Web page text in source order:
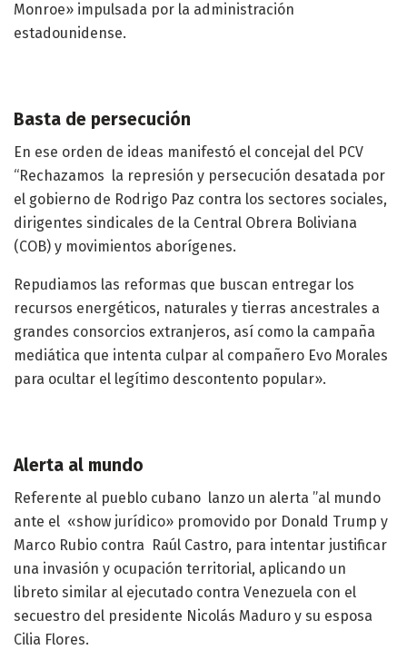
Monroe» impulsada por la administración
estadounidense.
Basta de persecución
En ese orden de ideas manifestó el concejal del PCV
“Rechazamos la represión y persecución desatada por
el gobierno de Rodrigo Paz contra los sectores sociales,
dirigentes sindicales de la Central Obrera Boliviana
(COB) y movimientos aborígenes.
Repudiamos las reformas que buscan entregar los
recursos energéticos, naturales y tierras ancestrales a
grandes consorcios extranjeros, así como la campaña
mediática que intenta culpar al compañero Evo Morales
para ocultar el legítimo descontento popular».
Alerta al mundo
Referente al pueblo cubano lanzo un alerta ”al mundo
ante el «show jurídico» promovido por Donald Trump y
Marco Rubio contra Raúl Castro, para intentar justificar
una invasión y ocupación territorial, aplicando un
libreto similar al ejecutado contra Venezuela con el
secuestro del presidente Nicolás Maduro y su esposa
Cilia Flores.